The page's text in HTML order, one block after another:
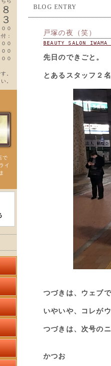
BLOG ENTRY
戸塚の夜（笑）
BEAUTY SALON
先日のできごと。
とあるスタッフ２
つづきは、ウェブで
いやいや、コレが
つづきは、次号の
かつお
０
：
０
０
０
。
。
で
イ